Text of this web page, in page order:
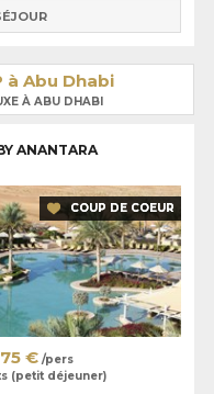
à Abu Dhabi
À ABU DHABI
ANANTARA
COUP DE COEUR
€/pers
(petit déjeuner)